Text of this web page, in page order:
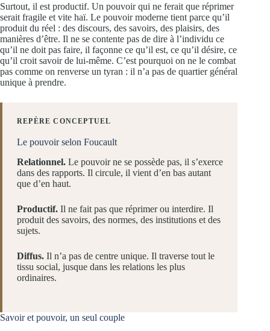
Surtout, il est productif. Un pouvoir qui ne ferait que réprimer
serait fragile et vite haï. Le pouvoir moderne tient parce qu’il
produit du réel : des discours, des savoirs, des plaisirs, des
manières d’être. Il ne se contente pas de dire à l’individu ce
qu’il ne doit pas faire, il façonne ce qu’il est, ce qu’il désire, ce
qu’il croit savoir de lui-même. C’est pourquoi on ne le combat
pas comme on renverse un tyran : il n’a pas de quartier général
unique à prendre.
REPÈRE CONCEPTUEL
Le pouvoir selon Foucault
Relationnel. Le pouvoir ne se possède pas, il s’exerce
dans des rapports. Il circule, il vient d’en bas autant
que d’en haut.
Productif. Il ne fait pas que réprimer ou interdire. Il
produit des savoirs, des normes, des institutions et des
sujets.
Diffus. Il n’a pas de centre unique. Il traverse tout le
tissu social, jusque dans les relations les plus
ordinaires.
Savoir et pouvoir, un seul couple